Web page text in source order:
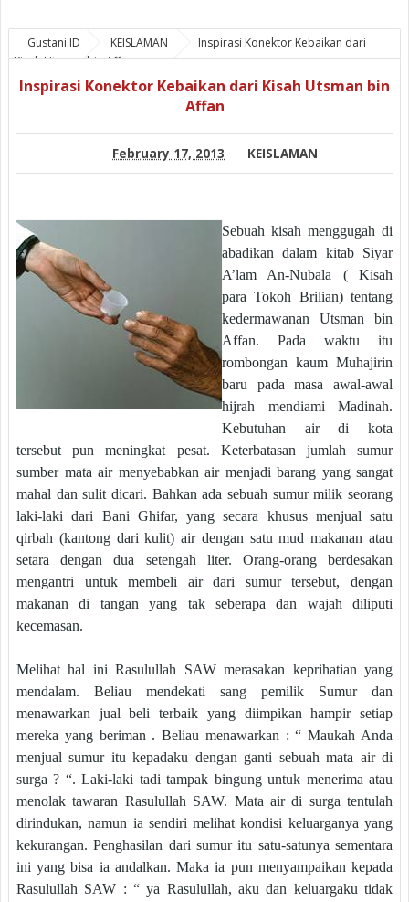
Gustani.ID KEISLAMAN
Inspirasi Konektor Kebaikan dari
Kisah Utsman bin Affan
Inspirasi Konektor Kebaikan dari Kisah Utsman bin
Affan
February 17, 2013 KEISLAMAN
Sebuah kisah menggugah di
abadikan dalam kitab Siyar
A’lam An-Nubala ( Kisah
para Tokoh Brilian) tentang
kedermawanan Utsman bin
Affan. Pada waktu itu
rombongan kaum Muhajirin
baru pada masa awal-awal
hijrah mendiami Madinah.
Kebutuhan air di kota
tersebut pun meningkat pesat. Keterbatasan jumlah sumur
sumber mata air menyebabkan air menjadi barang yang sangat
mahal dan sulit dicari. Bahkan ada sebuah sumur milik seorang
laki-laki dari Bani Ghifar, yang secara khusus menjual satu
qirbah (kantong dari kulit) air dengan satu mud makanan atau
setara dengan dua setengah liter. Orang-orang berdesakan
mengantri untuk membeli air dari sumur tersebut, dengan
makanan di tangan yang tak seberapa dan wajah diliputi
kecemasan.
Melihat hal ini Rasulullah SAW merasakan keprihatian yang
mendalam. Beliau mendekati sang pemilik Sumur dan
menawarkan jual beli terbaik yang diimpikan hampir setiap
mereka yang beriman . Beliau menawarkan : “ Maukah Anda
menjual sumur itu kepadaku dengan ganti sebuah mata air di
surga ? “. Laki-laki tadi tampak bingung untuk menerima atau
menolak tawaran Rasulullah SAW. Mata air di surga tentulah
dirindukan, namun ia sendiri melihat kondisi keluarganya yang
kekurangan. Penghasilan dari sumur itu satu-satunya sementara
ini yang bisa ia andalkan. Maka ia pun menyampaikan kepada
Rasulullah SAW : “ ya Rasulullah, aku dan keluargaku tidak